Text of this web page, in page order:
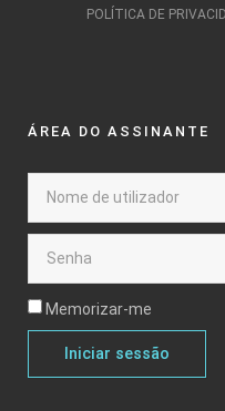
POLÍTICA DE
ÁREA DO ASSINANTE
Memorizar-me
Iniciar sessão